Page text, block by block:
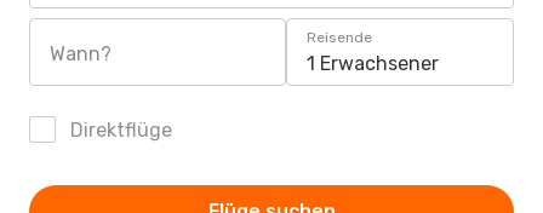
Wann?
Reisende
1 Erwachsener
Direktflüge